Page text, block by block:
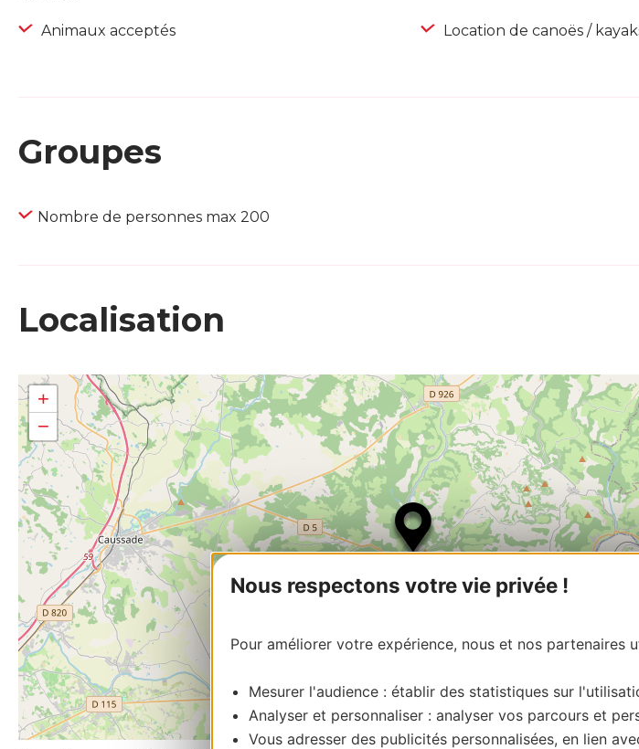
Nous respectons votre vie privée !
Pour améliorer votre expérience, nous et nos partenaires
Mesurer l'audience : établir des statistiques sur
Analyser et personnaliser : analyser vos parcours et
Vous adresser des publicités personnalisées, en lien
Animaux acceptés Location de canoës /
Groupes
Nombre de personnes max 200
Localisation
+
−
Leaflet